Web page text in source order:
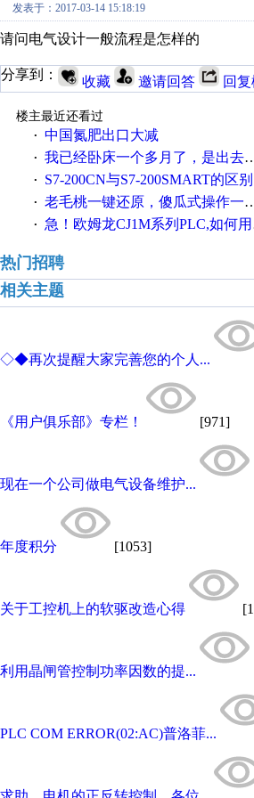
发表于：2017-03-14 15:18:19
请问电气设计一般流程是怎样的
分享到： 收藏 邀请回答 回
楼主最近还看过
· 中国氮肥出口大减
· 我已经卧床一个多月了，是出去安装机械手在高速遭遇车祸所致:大家工作都要特别注意啊
· S7-200CN与S7-200SMART的区别
· 老毛桃一键还原，傻瓜式操作一键轻松备份还原；程序为向导式安装，一键即可实现自动备份或还原系统。
· 急！欧姆龙CJ1M系列PLC,如何用时间控制变频器。要求时间在组态王中可以自由输入！拜托各位大神了！
热门招聘
相关主题
◇◆再次提醒大家完善您的个人...
《用户俱乐部》专栏！ [971]
现在一个公司做电气设备维护...
年度积分 [1053]
关于工控机上的软驱改造心得
利用晶闸管控制功率因数的提...
PLC COM ERROR(02:AC)普洛菲...